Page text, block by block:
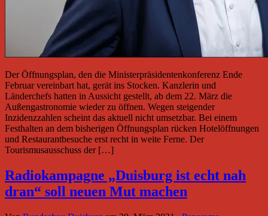
Der Öffnungsplan, den die Ministerpräsidentenkonferenz Ende
Februar vereinbart hat, gerät ins Stocken. Kanzlerin und
Länderchefs hatten in Aussicht gestellt, ab dem 22. März die
Außengastronomie wieder zu öffnen. Wegen steigender
Inzidenzzahlen scheint das aktuell nicht umsetzbar. Bei einem
Festhalten an dem bisherigen Öffnungsplan rücken Hotelöffnungen
und Restaurantbesuche erst recht in weite Ferne. Der
Tourismusausschuss der […]
Radiokampagne „Duisburg ist echt nah
dran“ soll neuen Mut machen